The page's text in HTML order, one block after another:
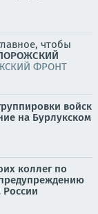
чтобы
ФРОНТ
войск
на Бурлукском
коллег по